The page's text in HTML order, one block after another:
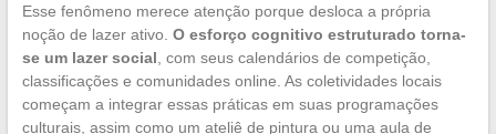
Esse fenômeno merece atenção porque desloca a própria
noção de lazer ativo. O esforço cognitivo estruturado torna-
se um lazer social , com seus calendários de competição,
classificações e comunidades online. As coletividades locais
começam a integrar essas práticas em suas programações
culturais, assim como um ateliê de pintura ou uma aula de